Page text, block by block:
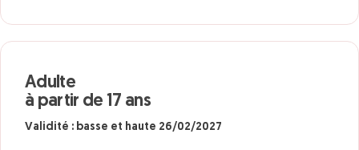
Adulte
à partir de 17 ans
Validité : basse et haute 26/02/2027